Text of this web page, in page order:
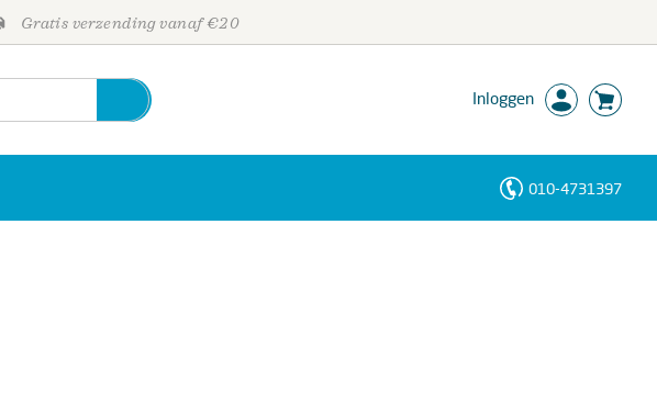
Gratis verzending vanaf €20
Inloggen
010-4731397
Personen